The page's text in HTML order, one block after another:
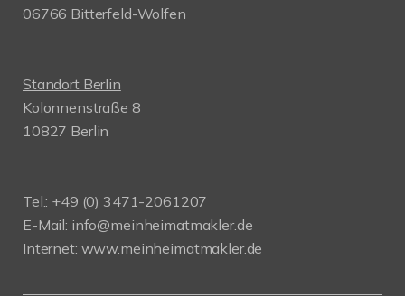
06766 Bitterfeld-Wolfen
Standort Berlin
Kolonnenstraße 8
10827 Berlin
Tel.: +49 (0) 3471-2061207
E-Mail: info@meinheimatmakler.de
Internet: www.meinheimatmakler.de